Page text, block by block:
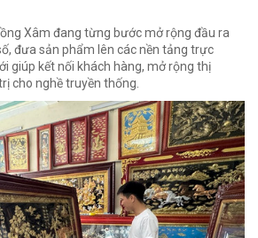
Xâm đang từng bước mở rộng đầu ra
đưa sản phẩm lên các nền tảng trực
giúp kết nối khách hàng, mở rộng thị
cho nghề truyền thống.